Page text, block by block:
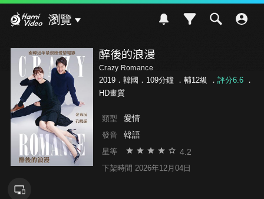
瀏覽
醉後的浪漫
Crazy Romance
2019．韓國．109分鐘 ． 輔12級 ． 評分6.6．
HD畫質
類型 愛情
發音 韓語
星等 4.2
下架時間 2026年12月04日